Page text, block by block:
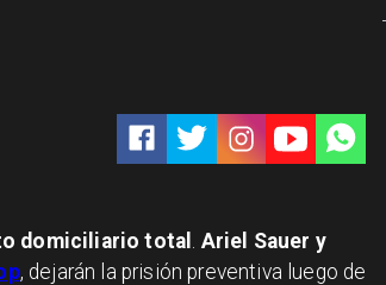
domiciliario total
Ariel Sauer y
, dejarán la prisión preventiva luego de